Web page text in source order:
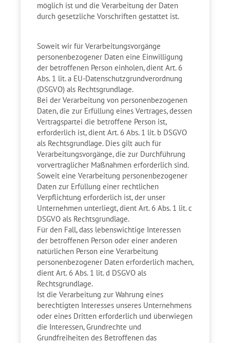
möglich ist und die Verarbeitung der Daten
durch gesetzliche Vorschriften gestattet ist.
Soweit wir für Verarbeitungsvorgänge
personenbezogener Daten eine Einwilligung
der betroffenen Person einholen, dient Art. 6
Abs. 1 lit. a EU-Datenschutzgrundverordnung
(DSGVO) als Rechtsgrundlage.
Bei der Verarbeitung von personenbezogenen
Daten, die zur Erfüllung eines Vertrages, dessen
Vertragspartei die betroffene Person ist,
erforderlich ist, dient Art. 6 Abs. 1 lit. b DSGVO
als Rechtsgrundlage. Dies gilt auch für
Verarbeitungsvorgänge, die zur Durchführung
vorvertraglicher Maßnahmen erforderlich sind.
Soweit eine Verarbeitung personenbezogener
Daten zur Erfüllung einer rechtlichen
Verpflichtung erforderlich ist, der unser
Unternehmen unterliegt, dient Art. 6 Abs. 1 lit. c
DSGVO als Rechtsgrundlage.
Für den Fall, dass lebenswichtige Interessen
der betroffenen Person oder einer anderen
natürlichen Person eine Verarbeitung
personenbezogener Daten erforderlich machen,
dient Art. 6 Abs. 1 lit. d DSGVO als
Rechtsgrundlage.
Ist die Verarbeitung zur Wahrung eines
berechtigten Interesses unseres Unternehmens
oder eines Dritten erforderlich und überwiegen
die Interessen, Grundrechte und
Grundfreiheiten des Betroffenen das